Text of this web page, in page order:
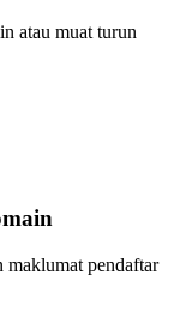
atau muat turun
maklumat pendaftar